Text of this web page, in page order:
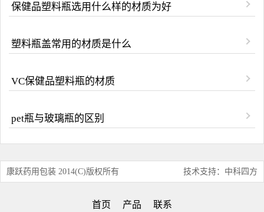
保健品塑料瓶选用什么样的材质为好
塑料瓶盖常用的材质是什么
VC保健品塑料瓶的材质
pet瓶与玻璃瓶的区别
康跃药用包装 2014(C)版权所有 技术支持：中科四方
首页 产品 联系